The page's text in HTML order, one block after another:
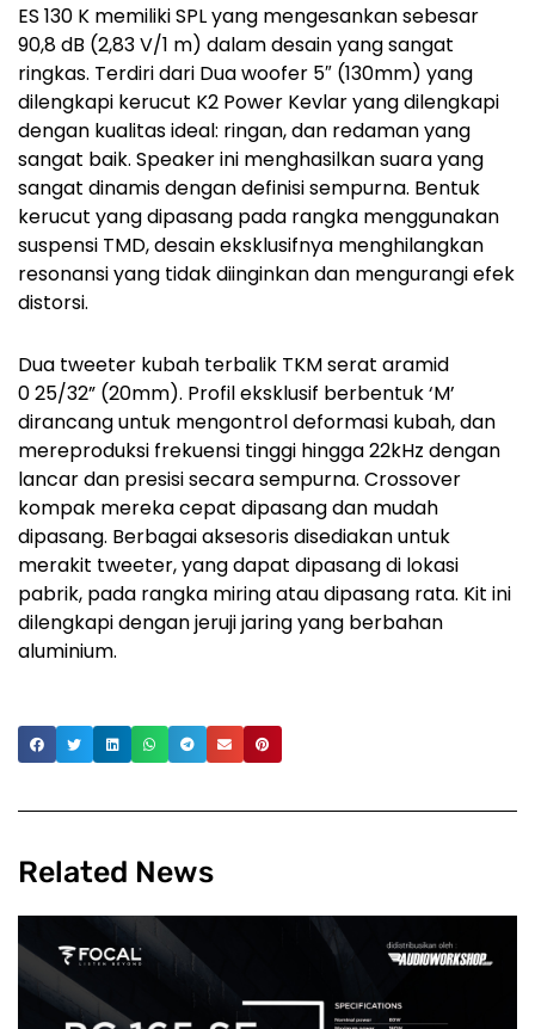
ES 130 K memiliki SPL yang mengesankan sebesar
90,8 dB (2,83 V/1 m) dalam desain yang sangat
ringkas. Terdiri dari Dua woofer 5″ (130mm) yang
dilengkapi kerucut K2 Power Kevlar yang dilengkapi
dengan kualitas ideal: ringan, dan redaman yang
sangat baik. Speaker ini menghasilkan suara yang
sangat dinamis dengan definisi sempurna. Bentuk
kerucut yang dipasang pada rangka menggunakan
suspensi TMD, desain eksklusifnya menghilangkan
resonansi yang tidak diinginkan dan mengurangi efek
distorsi.
Dua tweeter kubah terbalik TKM serat aramid
0 25/32” (20mm). Profil eksklusif berbentuk ‘M’
dirancang untuk mengontrol deformasi kubah, dan
mereproduksi frekuensi tinggi hingga 22kHz dengan
lancar dan presisi secara sempurna. Crossover
kompak mereka cepat dipasang dan mudah
dipasang. Berbagai aksesoris disediakan untuk
merakit tweeter, yang dapat dipasang di lokasi
pabrik, pada rangka miring atau dipasang rata. Kit ini
dilengkapi dengan jeruji jaring yang berbahan
aluminium.
Related News